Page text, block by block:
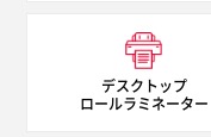
デスクトップ
ロールラミネーター